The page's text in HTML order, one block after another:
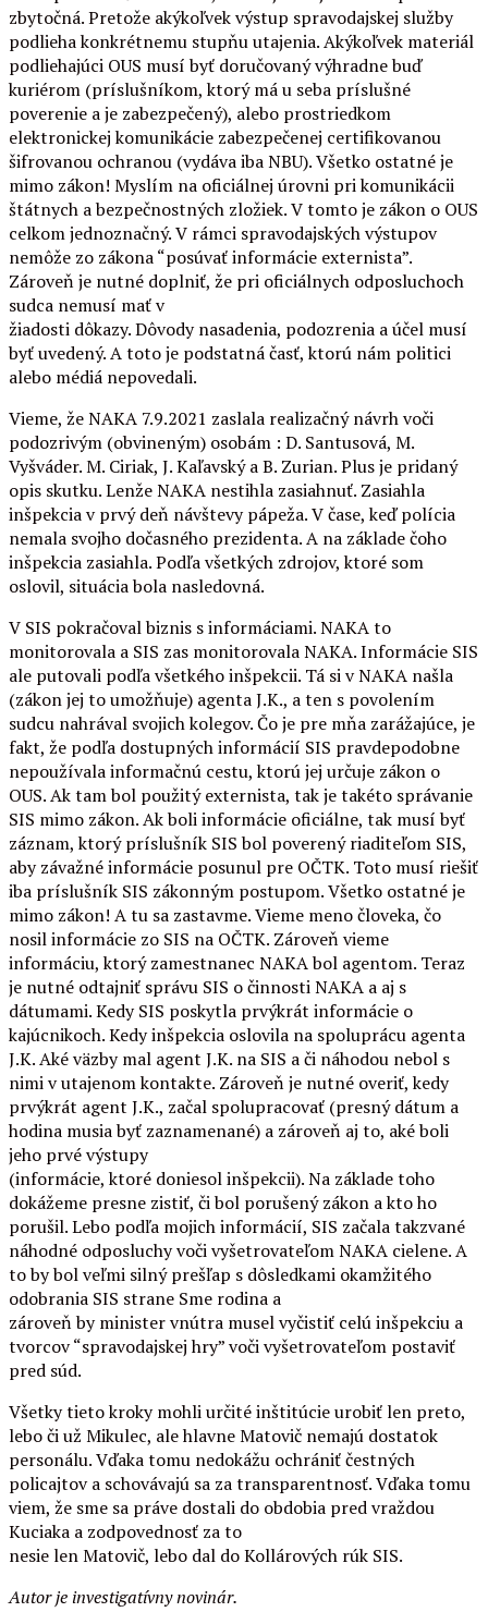
zbytočná. Pretože akýkoľvek výstup spravodajskej služby
podlieha konkrétnemu stupňu utajenia. Akýkoľvek materiál
podliehajúci OUS musí byť doručovaný výhradne buď
kuriérom (príslušníkom, ktorý má u seba príslušné
poverenie a je zabezpečený), alebo prostriedkom
elektronickej komunikácie zabezpečenej certifikovanou
šifrovanou ochranou (vydáva iba NBU). Všetko ostatné je
mimo zákon! Myslím na oficiálnej úrovni pri komunikácii
štátnych a bezpečnostných zložiek. V tomto je zákon o OUS
celkom jednoznačný. V rámci spravodajských výstupov
nemôže zo zákona “posúvať informácie externista”.
Zároveň je nutné doplniť, že pri oficiálnych odposluchoch
sudca nemusí mať v
žiadosti dôkazy. Dôvody nasadenia, podozrenia a účel musí
byť uvedený. A toto je podstatná časť, ktorú nám politici
alebo médiá nepovedali.
Vieme, že NAKA 7.9.2021 zaslala realizačný návrh voči
podozrivým (obvineným) osobám : D. Santusová, M.
Vyšváder. M. Ciriak, J. Kaľavský a B. Zurian. Plus je pridaný
opis skutku. Lenže NAKA nestihla zasiahnuť. Zasiahla
inšpekcia v prvý deň návštevy pápeža. V čase, keď polícia
nemala svojho dočasného prezidenta. A na základe čoho
inšpekcia zasiahla. Podľa všetkých zdrojov, ktoré som
oslovil, situácia bola nasledovná.
V SIS pokračoval biznis s informáciami. NAKA to
monitorovala a SIS zas monitorovala NAKA. Informácie SIS
ale putovali podľa všetkého inšpekcii. Tá si v NAKA našla
(zákon jej to umožňuje) agenta J.K., a ten s povolením
sudcu nahrával svojich kolegov. Čo je pre mňa zarážajúce, je
fakt, že podľa dostupných informácií SIS pravdepodobne
nepoužívala informačnú cestu, ktorú jej určuje zákon o
OUS. Ak tam bol použitý externista, tak je takéto správanie
SIS mimo zákon. Ak boli informácie oficiálne, tak musí byť
záznam, ktorý príslušník SIS bol poverený riaditeľom SIS,
aby závažné informácie posunul pre OČTK. Toto musí riešiť
iba príslušník SIS zákonným postupom. Všetko ostatné je
mimo zákon! A tu sa zastavme. Vieme meno človeka, čo
nosil informácie zo SIS na OČTK. Zároveň vieme
informáciu, ktorý zamestnanec NAKA bol agentom. Teraz
je nutné odtajniť správu SIS o činnosti NAKA a aj s
dátumami. Kedy SIS poskytla prvýkrát informácie o
kajúcnikoch. Kedy inšpekcia oslovila na spoluprácu agenta
J.K. Aké väzby mal agent J.K. na SIS a či náhodou nebol s
nimi v utajenom kontakte. Zároveň je nutné overiť, kedy
prvýkrát agent J.K., začal spolupracovať (presný dátum a
hodina musia byť zaznamenané) a zároveň aj to, aké boli
jeho prvé výstupy
(informácie, ktoré doniesol inšpekcii). Na základe toho
dokážeme presne zistiť, či bol porušený zákon a kto ho
porušil. Lebo podľa mojich informácií, SIS začala takzvané
náhodné odposluchy voči vyšetrovateľom NAKA cielene. A
to by bol veľmi silný prešľap s dôsledkami okamžitého
odobrania SIS strane Sme rodina a
zároveň by minister vnútra musel vyčistiť celú inšpekciu a
tvorcov “spravodajskej hry” voči vyšetrovateľom postaviť
pred súd.
Všetky tieto kroky mohli určité inštitúcie urobiť len preto,
lebo či už Mikulec, ale hlavne Matovič nemajú dostatok
personálu. Vďaka tomu nedokážu ochrániť čestných
policajtov a schovávajú sa za transparentnosť. Vďaka tomu
viem, že sme sa práve dostali do obdobia pred vraždou
Kuciaka a zodpovednosť za to
nesie len Matovič, lebo dal do Kollárových rúk SIS.
Autor je investigatívny novinár.